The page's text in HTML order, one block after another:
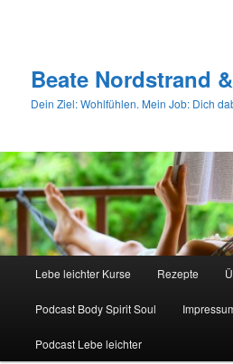
Beate Nordstrand
Dein Ziel: Wohlfühlen. Mein Job: Dich
Lebe leichter Kurse Rezepte
Podcast Body Spirit Soul
Podcast Lebe leichter